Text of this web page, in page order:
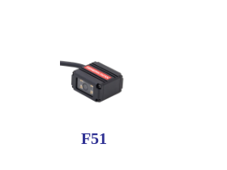
F51